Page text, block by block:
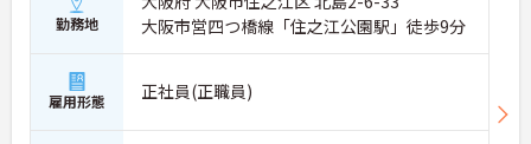
勤務地
大阪市営四つ橋線「住之江公園駅」徒歩9分
雇用形態 正社員(正職員)